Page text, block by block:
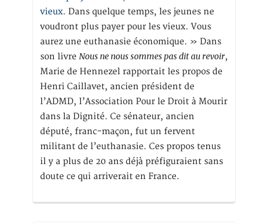
vieux. Dans quelque temps, les jeunes ne
voudront plus payer pour les vieux. Vous
aurez une euthanasie économique. » Dans
son livre Nous ne nous sommes pas dit au revoir,
Marie de Hennezel rapportait les propos de
Henri Caillavet, ancien président de
l’ADMD, l’Association Pour le Droit à Mourir
dans la Dignité. Ce sénateur, ancien
député, franc-maçon, fut un fervent
militant de l’euthanasie. Ces propos tenus
il y a plus de 20 ans déjà préfiguraient sans
doute ce qui arriverait en France.